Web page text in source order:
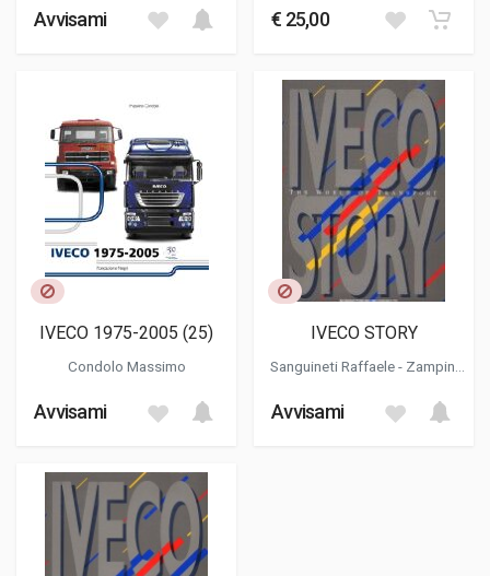
Avvisami € 25,00
IVECO 1975-2005 (25)
Condolo Massimo
Avvisami
IVECO STORY
Sanguineti Raffaele- Zampini
Avvisami